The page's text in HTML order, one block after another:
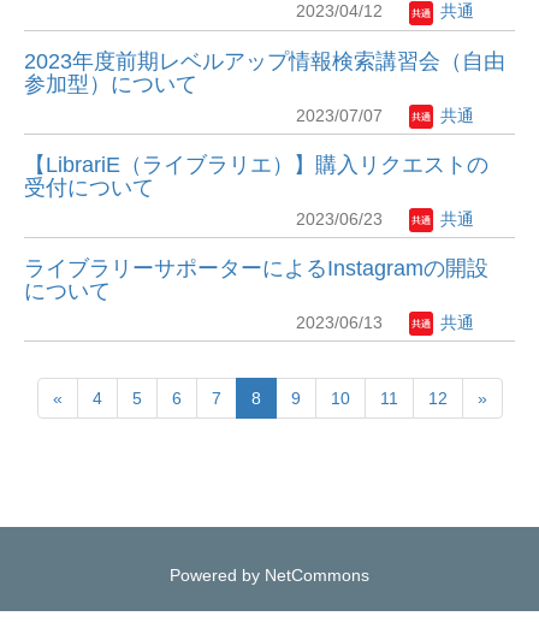
2023/04/12 共通
2023年度前期レベルアップ情報検索講習会（自由
参加型）について
2023/07/07 共通
【LibrariE（ライブラリエ）】購入リクエストの
受付について
2023/06/23 共通
ライブラリーサポーターによるInstagramの開設
について
2023/06/13 共通
« 4 5 6 7 8 9 10 11 12 »
Powered by NetCommons